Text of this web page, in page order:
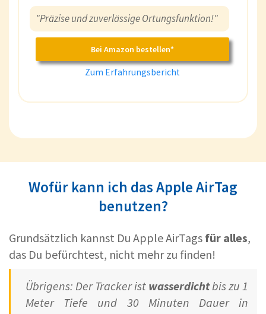
"Präzise und zuverlässige Ortungsfunktion!"
Bei Amazon bestellen*
Zum Erfahrungsbericht
Wofür kann ich das Apple AirTag
benutzen?
Grundsätzlich kannst Du Apple AirTags für alles,
das Du befürchtest, nicht mehr zu finden!
Übrigens: Der Tracker ist wasserdichtbis zu 1
Meter Tiefe und 30 Minuten Dauer in